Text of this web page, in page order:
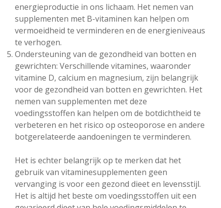
energieproductie in ons lichaam. Het nemen van
supplementen met B-vitaminen kan helpen om
vermoeidheid te verminderen en de energieniveaus
te verhogen.
Ondersteuning van de gezondheid van botten en
gewrichten: Verschillende vitamines, waaronder
vitamine D, calcium en magnesium, zijn belangrijk
voor de gezondheid van botten en gewrichten. Het
nemen van supplementen met deze
voedingsstoffen kan helpen om de botdichtheid te
verbeteren en het risico op osteoporose en andere
botgerelateerde aandoeningen te verminderen.
Het is echter belangrijk op te merken dat het
gebruik van vitaminesupplementen geen
vervanging is voor een gezond dieet en levensstijl.
Het is altijd het beste om voedingsstoffen uit een